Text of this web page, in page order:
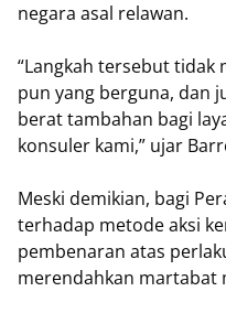
negara asal relawan.
“Langkah tersebut tidak
pun yang berguna, dan
berat tambahan bagi
konsuler kami,” ujar
Meski demikian, bagi
terhadap metode aksi
pembenaran atas
merendahkan martabat